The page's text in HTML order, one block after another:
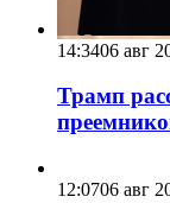
14:3406 авг
Трамп
12:0706 авг